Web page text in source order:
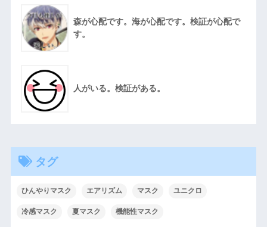
森が心配です。海が心配です。検証が心配で
す。
人がいる。検証がある。
タグ
ひんやりマスク エアリズム マスク ユニクロ
冷感マスク 夏マスク 機能性マスク